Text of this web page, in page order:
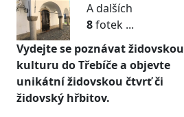
A dalších
8fotek ...
Vydejte se poznávat židovskou
kulturu do Třebíče a objevte
unikátní židovskou čtvrť či
židovský hřbitov.